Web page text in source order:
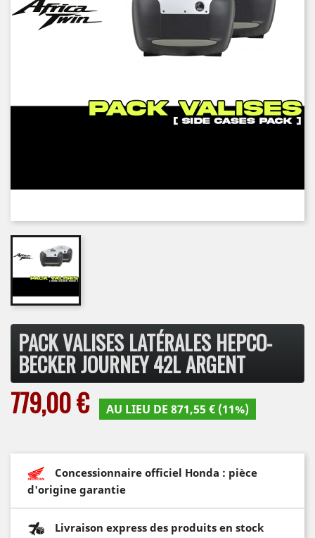
PACK VALISES LATÉRALES HEPCO-
BECKER JOURNEY 42L ARGENT
779,00 € AU LIEU DE 871,55 € (11%)
Concessionnaire officiel Honda : pièce
d'origine garantie
Livraison express des produits en stock